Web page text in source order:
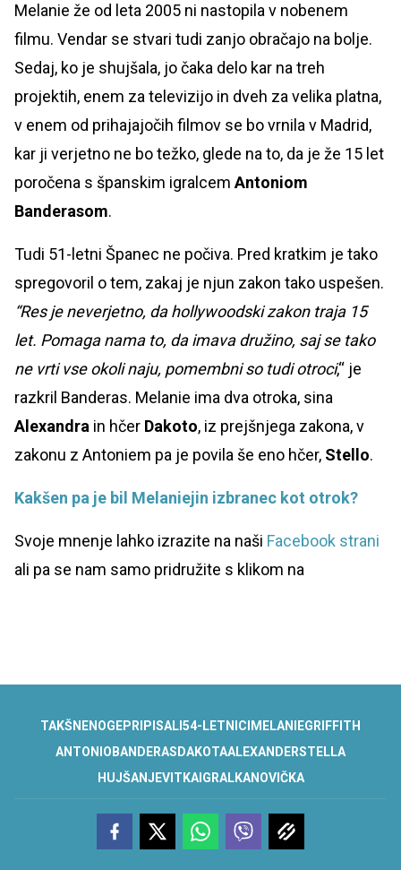
Melanie že od leta 2005 ni nastopila v nobenem
filmu. Vendar se stvari tudi zanjo obračajo na bolje.
Sedaj, ko je shujšala, jo čaka delo kar na treh
projektih, enem za televizijo in dveh za velika platna,
v enem od prihajajočih filmov se bo vrnila v Madrid,
kar ji verjetno ne bo težko, glede na to, da je že 15 let
poročena s španskim igralcem Antoniom
Banderasom.
Tudi 51-letni Španec ne počiva. Pred kratkim je tako
spregovoril o tem, zakaj je njun zakon tako uspešen.
“Res je neverjetno, da hollywoodski zakon traja 15
let. Pomaga nama to, da imava družino, saj se tako
ne vrti vse okoli naju, pomembni so tudi otroci,“ je
razkril Banderas. Melanie ima dva otroka, sina
Alexandra in hčer Dakoto, iz prejšnjega zakona, v
zakonu z Antoniem pa je povila še eno hčer, Stello.
Kakšen pa je bil Melaniejin izbranec kot otrok?
Svoje mnenje lahko izrazite na naši Facebook strani
ali pa se nam samo pridružite s klikom na
TAKŠNENOGEPRIPISALI 54-LETNICI MELANIEGRIFFITH
ANTONIO BANDERAS DAKOTAALEXANDERSTELLA
HUJŠANJEVITKAIGRALKANOVIČKA